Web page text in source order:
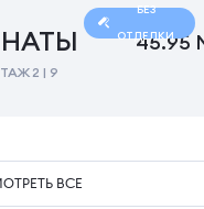
ВСЕ
2 | 9
45.95
БЕЗ
ОТДЕЛКИ